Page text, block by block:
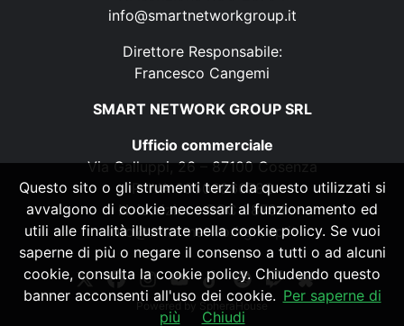
info@smartnetworkgroup.it
Direttore Responsabile:
Francesco Cangemi
SMART NETWORK GROUP SRL
Ufficio commerciale
Via Galluppi, 26 – 87100 Cosenza
P. IVA 03500860782
N. iscrizione ROC 28794
info@smartnetworkgroup.it
Powered by SpheraHouse
Questo sito o gli strumenti terzi da questo utilizzati si
avvalgono di cookie necessari al funzionamento ed
utili alle finalità illustrate nella cookie policy. Se vuoi
saperne di più o negare il consenso a tutti o ad alcuni
cookie, consulta la cookie policy. Chiudendo questo
banner acconsenti all'uso dei cookie. Per saperne di
più
Chiudi